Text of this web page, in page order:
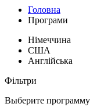
Головна
Програми
Німеччина
США
Англійська
Фільтри
Выберите программу